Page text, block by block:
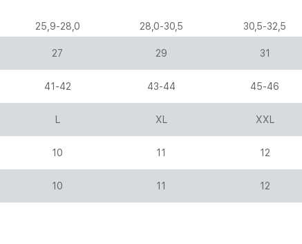
25,9-28,0 28,0-30,5 30,5-32,5
27 29 31
41-42 43-44 45-46
L XL XXL
10 11 12
10 11 12